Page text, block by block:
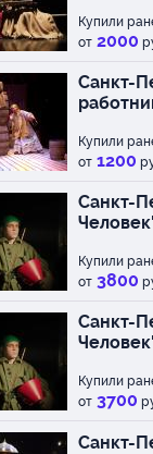
Купили
от 2000
Санкт-
Купили
от 1200
Санкт-
Купили
от 3800
Санкт-
Купили
от 3700
Санкт-